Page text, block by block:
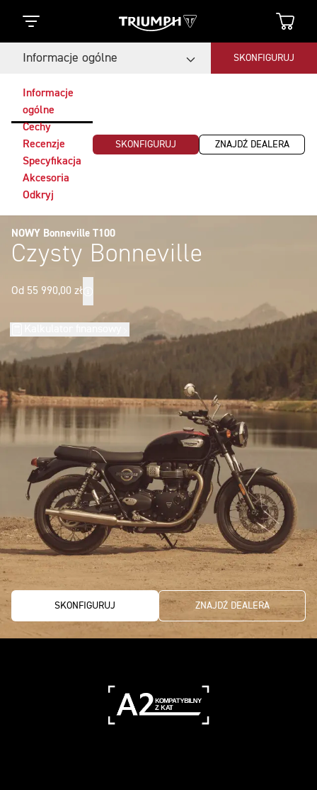
Informacje ogólne SKONFIGURUJ
Informacje
ogólne
Cechy
Recenzje
Specyfikacja
Akcesoria
Odkryj
SKONFIGURUJ ZNAJDŹ DEALERA
NOWY Bonneville T100
Czysty Bonneville
Od 55 990,00 zł
SKONFIGURUJ ZNAJDŹ DEALERA